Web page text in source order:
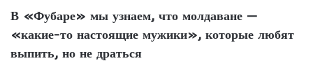
В «Фубаре» мы узнаем, что молдаване —
«какие-то настоящие мужики», которые любят
выпить, но не драться